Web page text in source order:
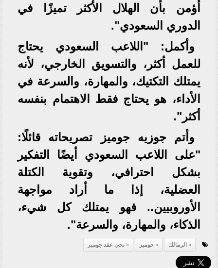
أؤمن بأن الهلال الأكثر تميزًا في
الدوري السعودي".
وأكمل: "اللاعب السعودي يحتاج
للعمل أكثر، والتسويق الخارجي، لأنه
يمتلك التكتيك، والمهارة، والسرعة في
الأداء، هو يحتاج فقط الاهتمام بنفسه
أكثر".
وأتم جوزيه جوميز تصريحاته قائلًا:
"على اللاعب السعودي أيضًا التفكير
بشكل احترافي، وتقوية الكتلة
العضلية، إذا ما أراد مواجهة
الأوروبيين.. فهو يمتلك كل شيء،
الذكاء، والمهارة، والسرعة".
الزمالك جوميز تجي عقد جوميز